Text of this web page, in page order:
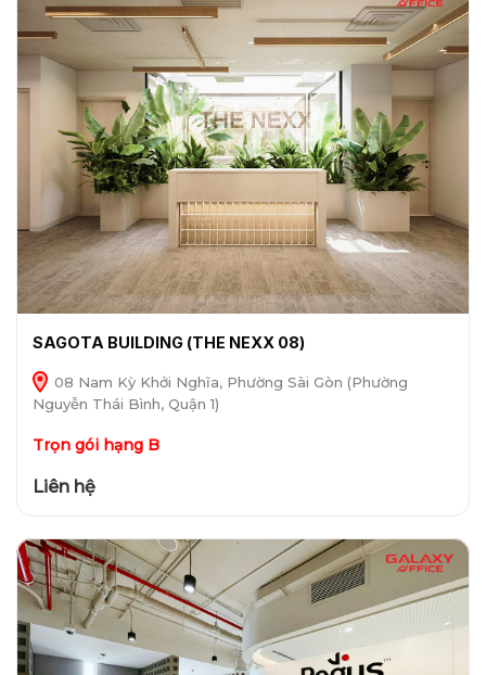
SAGOTA BUILDING (THE NEXX 08)
08 Nam Kỳ Khởi Nghĩa, Phường Sài Gòn (Phường
Nguyễn Thái Bình, Quận 1)
Trọn gói hạng B
Liên hệ